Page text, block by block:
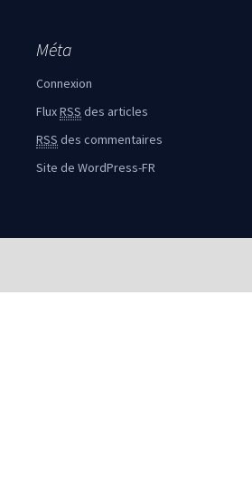
Méta
Connexion
FluxRSS des articles
RSS des commentaires
Site de WordPress-FR